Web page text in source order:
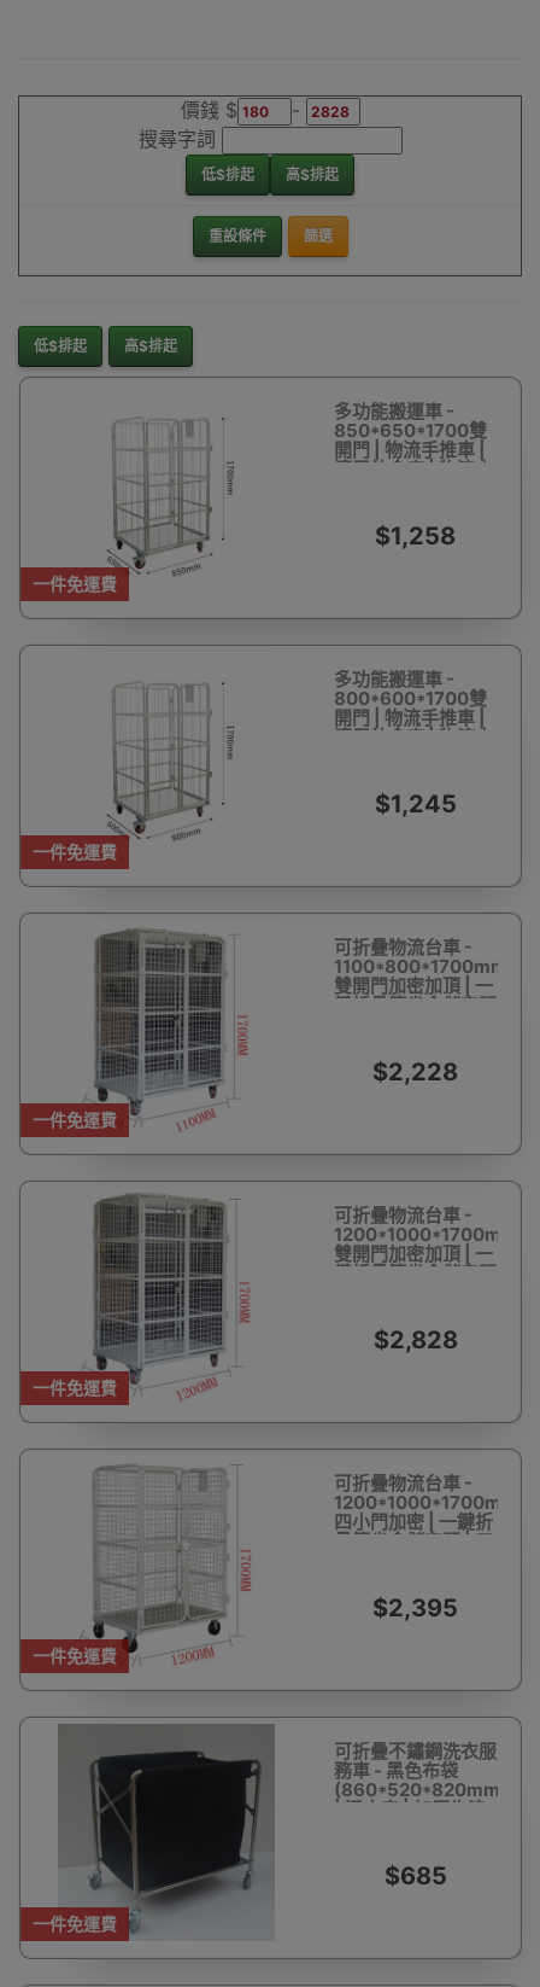
價錢 $
-
搜尋字詞
低$排起 高$排起
重設條件 篩選
低$排起 高$排起
一件免運費
多功能搬運車 -
850*650*1700雙
開門 | 物流手推車 |
適用於倉庫 | 物流中
$1,258
一件免運費
多功能搬運車 -
800*600*1700雙
開門 | 物流手推車 |
適用於倉庫 | 物流中
$1,245
一件免運費
可折疊物流台車 -
1100*800*1700mm
雙開門加密加頂 | 一
鍵折疊節省倉儲空間
$2,228
一件免運費
可折疊物流台車 -
1200*1000*1700mm
雙開門加密加頂 | 一
鍵折疊節省倉儲空間
$2,828
一件免運費
可折疊物流台車 -
1200*1000*1700mm
四小門加密 | 一鍵折
疊節省倉儲空間 | 四
$2,395
一件免運費
可折疊不鏽鋼洗衣服
務車 - 黑色布袋
(860*520*820mm)
| 污衣車 | 加厚牛津
$685